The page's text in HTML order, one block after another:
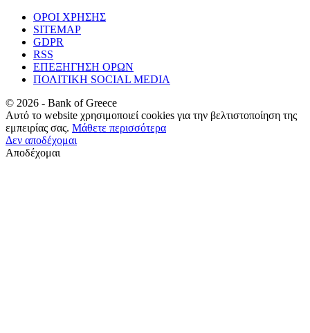
ΟΡΟΙ ΧΡΗΣΗΣ
SITEMAP
GDPR
RSS
ΕΠΕΞΗΓΗΣΗ ΟΡΩΝ
ΠΟΛΙΤΙΚΗ SOCIAL MEDIA
© 2026 - Bank of Greece
Αυτό το website χρησιμοποιεί cookies για την βελτιστοποίηση της
εμπειρίας σας. Μάθετε περισσότερα
Δεν αποδέχομαι
Αποδέχομαι